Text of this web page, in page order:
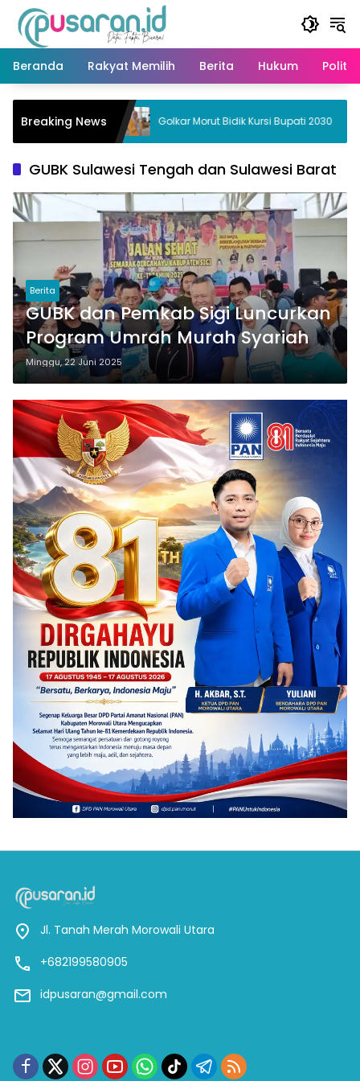
Langsung
konten
Beranda
Rakyat Memilih Berita Hukum Politik
Breaking News Golkar Morut Bidik Kursi Bupati 2030
GUBK Sulawesi Tengah dan Sulawesi Barat
Berita
GUBK dan Pemkab Sigi Luncurkan
Program Umrah Murah Syariah
Minggu, 22 Juni 2025
Jl. Tanah Merah Morowali Utara
+682199580905
idpusaran@gmail.com